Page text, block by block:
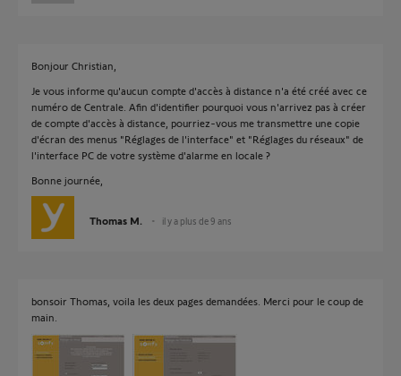
Bonjour Christian,
Je vous informe qu'aucun compte d'accès à distance n'a été créé avec ce
numéro de Centrale. Afin d'identifier pourquoi vous n'arrivez pas à créer
de compte d'accès à distance, pourriez-vous me transmettre une copie
d'écran des menus "Réglages de l'interface" et "Réglages du réseaux" de
l'interface PC de votre système d'alarme en locale ?
Bonne journée,
Thomas M. il y a plus de 9 ans
bonsoir Thomas, voila les deux pages demandées. Merci pour le coup de
main.